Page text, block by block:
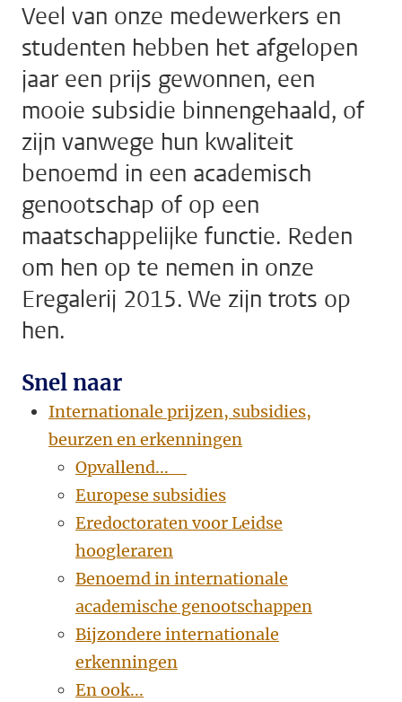
Veel van onze medewerkers en
studenten hebben het afgelopen
jaar een prijs gewonnen, een
mooie subsidie binnengehaald, of
zijn vanwege hun kwaliteit
benoemd in een academisch
genootschap of op een
maatschappelijke functie. Reden
om hen op te nemen in onze
Eregalerij 2015. We zijn trots op
hen.
Snel naar
Internationale prijzen, subsidies,
beurzen en erkenningen
Opvallend...
Europese subsidies
Eredoctoraten voor Leidse
hoogleraren
Benoemd in internationale
academische genootschappen
Bijzondere internationale
erkenningen
En ook...